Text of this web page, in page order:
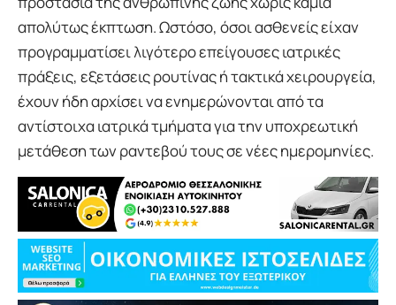
απολύτως έκπτωση. Ωστόσο, όσοι ασθενείς είχαν
προγραμματίσει λιγότερο επείγουσες ιατρικές
πράξεις, εξετάσεις ρουτίνας ή τακτικά χειρουργεία,
έχουν ήδη αρχίσει να ενημερώνονται από τα
αντίστοιχα ιατρικά τμήματα για την υποχρεωτική
μετάθεση των ραντεβού τους σε νέες ημερομηνίες.